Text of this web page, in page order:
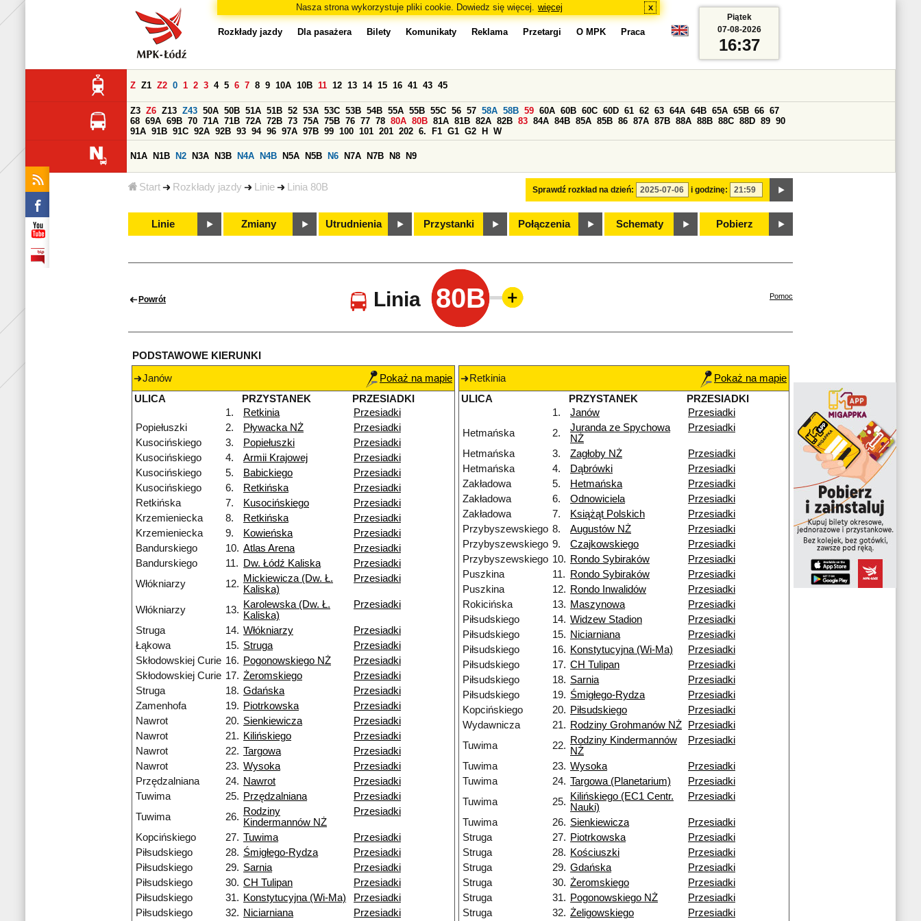
Nasza strona wykorzystuje pliki cookie. Dowiedz się więcej. więcej x
Start Rozkłady jazdy Linie Linia 80B
Rozkłady jazdy Dla pasażera Bilety Komunikaty Reklama Przetargi O MPK Praca
Sprawdź rozkład na dzień: i godzinę:
Z Z1 Z2 0 1 2 3 4 5 6 7 8 9 10A 10B 11 12 13 14 15 16 41 43 45
Z3 Z6 Z13 Z43 50A 50B 51A 51B 52 53A 53C 53B 54B 55A 55B 55C 56 57 58A 58B 59 60A 60B 60C 60D 61 62 63 64A 64B 65A 65B 66 67
68 69A 69B 70 71A 71B 72A 72B 73 75A 75B 76 77 78 80A 80B 81A 81B 82A 82B 83 84A 84B 85A 85B 86 87A 87B 88A 88B 88C 88D 89 90
91A 91B 91C 92A 92B 93 94 96 97A 97B 99 100 101 201 202 6. F1 G1 G2 H W
N1A N1B N2 N3A N3B N4A N4B N5A N5B N6 N7A N7B N8 N9
Linie Zmiany Utrudnienia Przystanki Połączenia Schematy Pobierz
Piątek
07-08-2026
16:37
Powrót Linia 80B Pomoc
PODSTAWOWE KIERUNKI
Janów
Pokaż na mapie
ULICA
PRZYSTANEK
PRZESIADKI
1.
Retkinia
Przesiadki
Popiełuszki
2. Pływacka NŻ
Przesiadki
Kusocińskiego
3. Popiełuszki
Przesiadki
Kusocińskiego
4. Armii Krajowej
Przesiadki
Kusocińskiego
5. Babickiego
Przesiadki
Kusocińskiego
6. Retkińska
Przesiadki
Retkińska
7. Kusocińskiego
Przesiadki
Krzemieniecka
8. Retkińska
Przesiadki
Krzemieniecka
9. Kowieńska
Przesiadki
Bandurskiego
10. Atlas Arena
Przesiadki
Bandurskiego
11. Dw. Łódź Kaliska
Przesiadki
Włókniarzy
12. Mickiewicza (Dw. Ł.
Kaliska)
Przesiadki
Włókniarzy 13. Karolewska (Dw. Ł.
Kaliska)
Przesiadki
Struga 14. Włókniarzy
Przesiadki
Łąkowa
15. Struga
Przesiadki
Skłodowskiej Curie 16. Pogonowskiego NŻ
Przesiadki
Skłodowskiej Curie 17. Żeromskiego
Przesiadki
Struga
18. Gdańska
Przesiadki
Zamenhofa
19. Piotrkowska
Przesiadki
Nawrot
20. Sienkiewicza
Przesiadki
Nawrot
21. Kilińskiego
Przesiadki
Nawrot
22. Targowa
Przesiadki
Nawrot
23. Wysoka
Przesiadki
Przędzalniana
24. Nawrot
Przesiadki
Tuwima
25. Przędzalniana
Przesiadki
Tuwima
26. Rodziny
Kindermannów NŻ
Przesiadki
Kopcińskiego 27. Tuwima
Przesiadki
Piłsudskiego
28. Śmigłego-Rydza
Przesiadki
Piłsudskiego
29. Sarnia
Przesiadki
Piłsudskiego
30. CH Tulipan
Przesiadki
Piłsudskiego
31. Konstytucyjna (Wi-Ma)
Przesiadki
Piłsudskiego
32. Niciarniana Przesiadki
Retkinia
Pokaż na mapie
ULICA
PRZYSTANEK
PRZESIADKI
1.
Janów
Przesiadki
Hetmańska
2.
Juranda ze Spychowa
NŻ
Przesiadki
Hetmańska 3. Zagłoby NŻ
Przesiadki
Hetmańska
4. Dąbrówki
Przesiadki
Zakładowa
5. Hetmańska
Przesiadki
Zakładowa
6. Odnowiciela
Przesiadki
Zakładowa
7. Książąt Polskich
Przesiadki
Przybyszewskiego 8. Augustów NŻ
Przesiadki
Przybyszewskiego 9. Czajkowskiego
Przesiadki
Przybyszewskiego 10. Rondo Sybiraków
Przesiadki
Puszkina
11. Rondo Sybiraków
Przesiadki
Puszkina
12. Rondo Inwalidów
Przesiadki
Rokicińska
13. Maszynowa
Przesiadki
Piłsudskiego
14. Widzew Stadion
Przesiadki
Piłsudskiego
15. Niciarniana
Przesiadki
Piłsudskiego
16. Konstytucyjna (Wi-Ma)
Przesiadki
Piłsudskiego
17. CH Tulipan
Przesiadki
Piłsudskiego
18. Sarnia
Przesiadki
Piłsudskiego
19. Śmigłego-Rydza
Przesiadki
Kopcińskiego
20. Piłsudskiego
Przesiadki
Wydawnicza
21. Rodziny Grohmanów NŻ
Przesiadki
Tuwima
22. Rodziny Kindermannów
NŻ
Przesiadki
Tuwima 23. Wysoka
Przesiadki
Tuwima
24. Targowa (Planetarium)
Przesiadki
Tuwima
25. Kilińskiego (EC1 Centr.
Nauki)
Przesiadki
Tuwima 26. Sienkiewicza
Przesiadki
Struga
27. Piotrkowska
Przesiadki
Struga
28. Kościuszki
Przesiadki
Struga
29. Gdańska
Przesiadki
Struga
30. Żeromskiego
Przesiadki
Struga
31. Pogonowskiego NŻ
Przesiadki
Struga
32. Żeligowskiego Przesiadki